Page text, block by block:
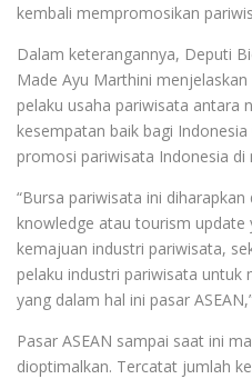
kembali mempromosikan
Dalam keterangannya, Deputi
Made Ayu Marthini
pelaku usaha pariwisata antara
kesempatan baik bagi
promosi pariwisata Indonesia di
“Bursa pariwisata ini
knowledge atau tourism update
kemajuan industri pariwisata,
pelaku industri pariwisata untuk
yang dalam hal ini pasar
Pasar ASEAN sampai saat ini
dioptimalkan. Tercatat jumlah